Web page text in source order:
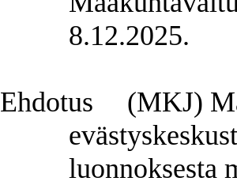
8.12.2025.
Ehdotus
(MKJ)
luonnoksesta